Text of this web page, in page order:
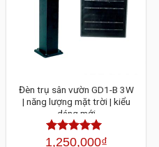
Đèn trụ sân vườn GD1-B 3W
| năng lượng mặt trời | kiểu
dáng mới
Được xếp
1,250,000₫